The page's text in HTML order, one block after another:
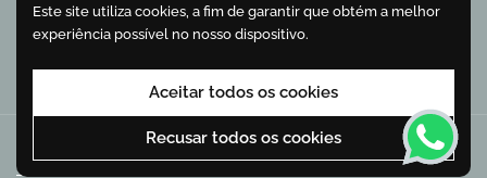
São Paulo / SP
FacebookInstagram
TikTokWhatsApp
YouTube
Direitos de Autor © 2026Entre Raízes Botânica
Com tecnologia da Shopify
Este site utiliza cookies, a fim de garantir que obtém a melhor
experiência possível no nosso dispositivo.
Aceitar todos os cookies
Recusar todos os cookies